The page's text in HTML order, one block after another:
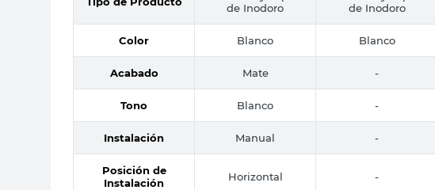
de Inodoro
de Inodoro
Color Blanco Blanco
Acabado Mate -
Tono Blanco -
Instalación Manual -
Posición de
Instalación
Horizontal -